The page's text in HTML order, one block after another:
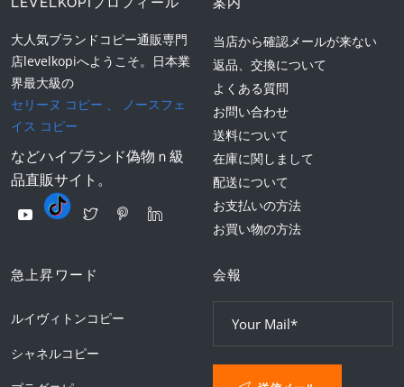
大人気ブランドコピー通販専門
店levelkopiへようこそ。日本業
界最大級の
セリーヌ コピー 、
ノースフェ
イス コピー
などハイブランド偽物ｎ級
品直販サイト。
当店から確認メールが来ない
返品、交換について
よくある質問
お問い合わせ
送料について
在庫に関しまして
配送について
お支払いの方法
お買い物の方法
急上昇ワード
ルイヴィトンコピー
シャネルコピー
会報